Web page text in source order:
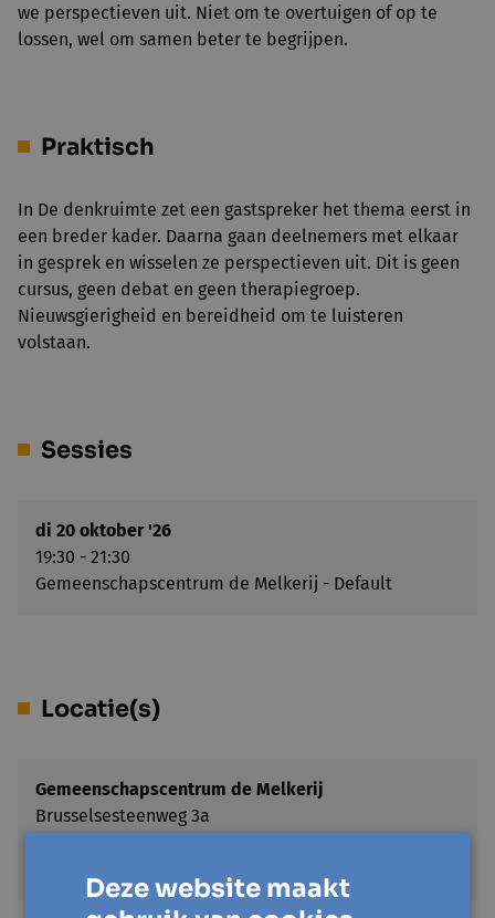
we perspectieven uit. Niet om te overtuigen of op te
lossen, wel om samen beter te begrijpen.
Praktisch
In De denkruimte zet een gastspreker het thema eerst in
een breder kader. Daarna gaan deelnemers met elkaar
in gesprek en wisselen ze perspectieven uit. Dit is geen
cursus, geen debat en geen therapiegroep.
Nieuwsgierigheid en bereidheid om te luisteren
volstaan.
Sessies
di 20 oktober '26
19:30 - 21:30
Gemeenschapscentrum de Melkerij - Default
Locatie(s)
Gemeenschapscentrum de Melkerij
Brusselsesteenweg 3a
Deze website maakt